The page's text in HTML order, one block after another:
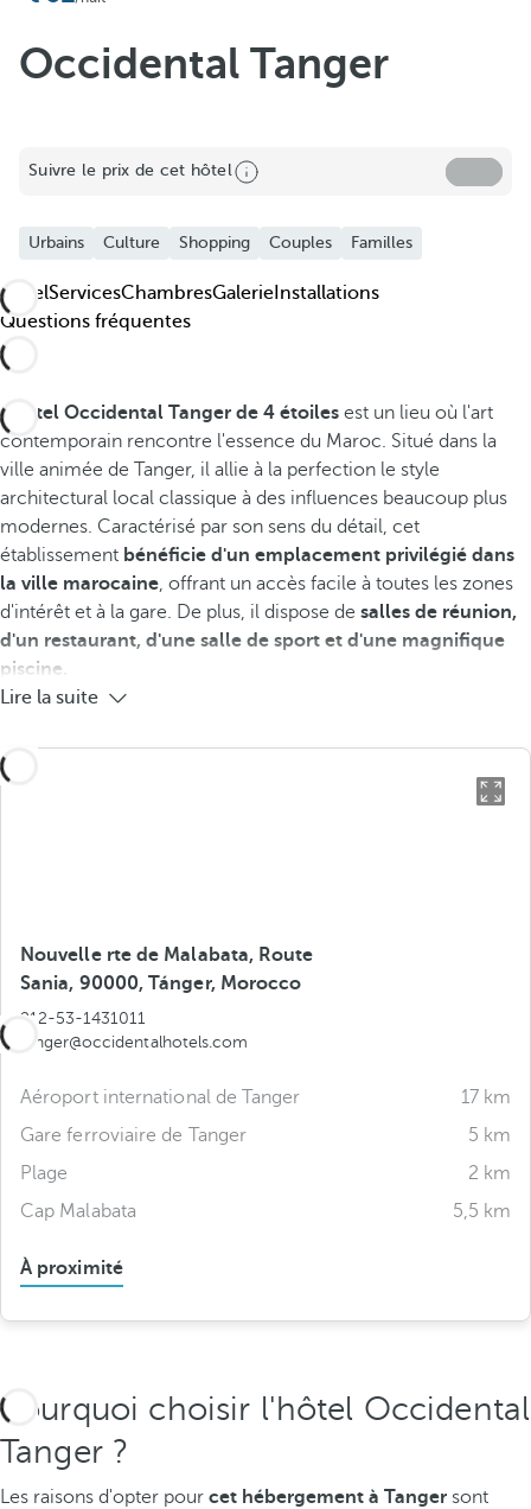
Occidental Tanger
Suivre le prix de cet hôtel
Urbains Culture Shopping Couples Familles
HôtelServicesChambresGalerie Installations
Questions fréquentes
L' hôtel Occidental Tanger de 4 étoiles est un lieu où l'art
contemporain rencontre l'essence du Maroc. Situé dans la
ville animée de Tanger, il allie à la perfection le style
architectural local classique à des influences beaucoup plus
modernes. Caractérisé par son sens du détail, cet
établissement bénéficie d'un emplacement privilégié dans
la ville marocaine, offrant un accès facile à toutes les zones
d'intérêt et à la gare. De plus, il dispose de salles de réunion,
d'un restaurant, d'une salle de sport et d'une magnifique
piscine.
Lire la suite
Nouvelle rte de Malabata, Route
Sania, 90000, Tánger, Morocco
212-53-1431011
tanger@occidentalhotels.com
Aéroport international de Tanger
17 km
Gare ferroviaire de Tanger
5 km
Plage
2 km
Cap Malabata
5,5 km
À proximité
Pourquoi choisir l'hôtel Occidental
Tanger ?
Les raisons d'opter pour cet hébergement à Tanger sont